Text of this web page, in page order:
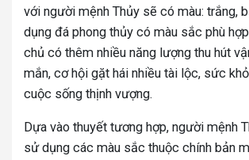
với người mệnh Thủy sẽ có màu: trắng,
dụng đá phong thủy có màu sắc phù
chủ có thêm nhiều năng lượng thu hút
mắn, cơ hội gặt hái nhiều tài lộc, sức
cuộc sống thịnh vượng.
Dựa vào thuyết tương hợp, người mệnh
sử dụng các màu sắc thuộc chính bản